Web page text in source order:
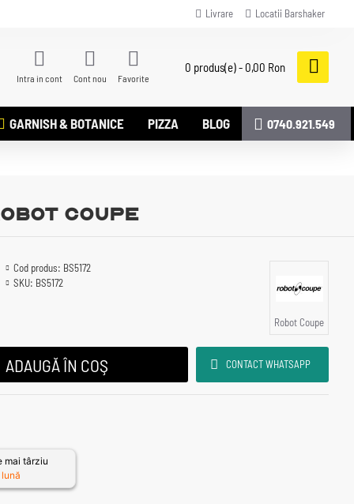
Livrare Locatii Barshaker
Intra in cont Cont nou Favorite
0 produs(e) - 0,00 Ron
GARNISH & BOTANICE PIZZA BLOG 0740.921.549
Coupe
Cod produs: BS5172
SKU: BS5172
Robot Coupe
ADAUGĂ ÎN COŞ CONTACT WHATSAPP
mai târziu